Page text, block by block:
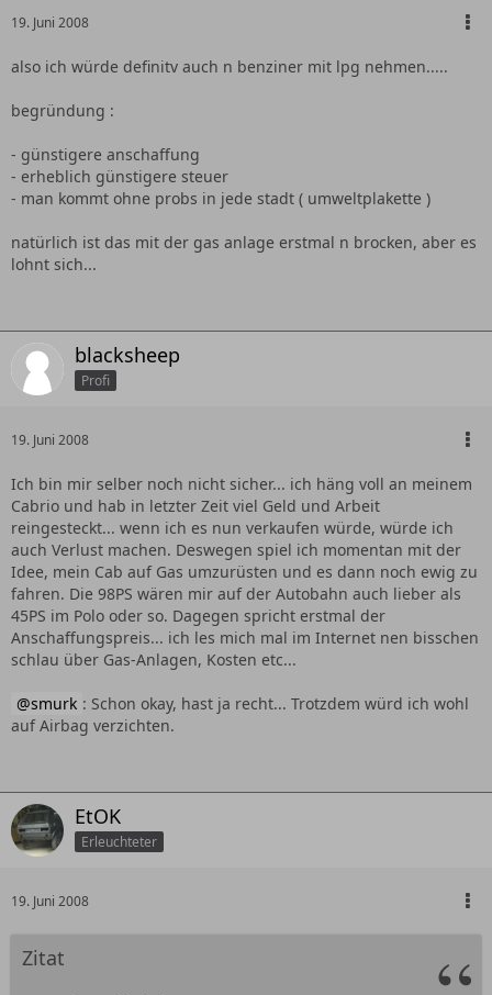
19. Juni 2008
also ich würde definitv auch n benziner mit lpg nehmen.....
begründung :
- günstigere anschaffung
- erheblich günstigere steuer
- man kommt ohne probs in jede stadt ( umweltplakette )
natürlich ist das mit der gas anlage erstmal n brocken, aber es
lohnt sich...
blacksheep
Profi
19. Juni 2008
Ich bin mir selber noch nicht sicher... ich häng voll an meinem
Cabrio und hab in letzter Zeit viel Geld und Arbeit
reingesteckt... wenn ich es nun verkaufen würde, würde ich
auch Verlust machen. Deswegen spiel ich momentan mit der
Idee, mein Cab auf Gas umzurüsten und es dann noch ewig zu
fahren. Die 98PS wären mir auf der Autobahn auch lieber als
45PS im Polo oder so. Dagegen spricht erstmal der
Anschaffungspreis... ich les mich mal im Internet nen bisschen
schlau über Gas-Anlagen, Kosten etc...
smurk : Schon okay, hast ja recht... Trotzdem würd ich wohl
auf Airbag verzichten.
EtOK
Erleuchteter
19. Juni 2008
Zitat